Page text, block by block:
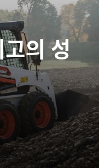
고의 성